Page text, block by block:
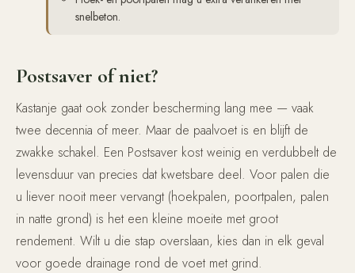
snelbeton.
Postsaver of niet?
Kastanje gaat ook zonder bescherming lang mee — vaak
twee decennia of meer. Maar de paalvoet is en blijft de
zwakke schakel. Een Postsaver kost weinig en verdubbelt de
levensduur van precies dat kwetsbare deel. Voor palen die
u liever nooit meer vervangt (hoekpalen, poortpalen, palen
in natte grond) is het een kleine moeite met groot
rendement. Wilt u die stap overslaan, kies dan in elk geval
voor goede drainage rond de voet met grind.